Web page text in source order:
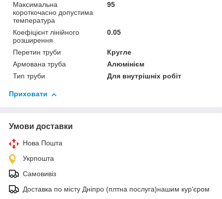
Максимальна
короткочасно допустима
температура
95
Коефіцієнт лінійного
розширення
0.05
Перетин труби
Кругле
Армована труба
Алюмінієм
Тип труби
Для внутрішніх робіт
Приховати
Умови доставки
Нова Пошта
Укрпошта
Самовивіз
Доставка по місту Дніпро (плтна послуга)нашим кур'єром